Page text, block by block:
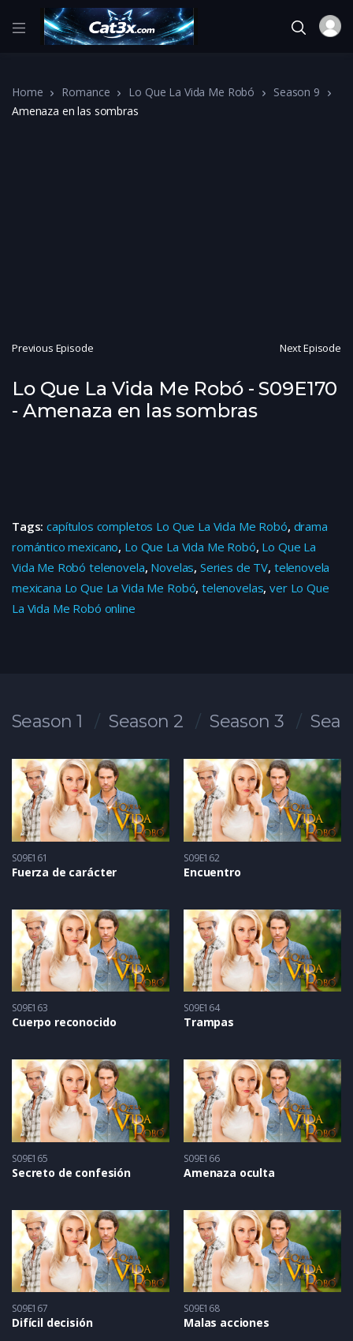
Home Romance Lo Que La Vida Me Robó
Season 9
Amenaza en las sombras
Previous Episode Next Episode
Lo Que La Vida Me Robó - S09E170
- Amenaza en las sombras
Tags:capítulos completos Lo Que La Vida Me Robó, drama
romántico mexicano, Lo Que La Vida Me Robó, Lo Que La
Vida Me Robó telenovela, Novelas, Series de TV, telenovela
mexicana Lo Que La Vida Me Robó,telenovelas,ver Lo Que
La Vida Me Robó online
Season 1 Season 2 Season 3
S09E161
Fuerza de carácter
S09E162
Encuentro
S09E163
Cuerpo reconocido
S09E164
Trampas
S09E165
Secreto de confesión
S09E166
Amenaza oculta
S09E167
Difícil decisión
S09E168
Malas acciones